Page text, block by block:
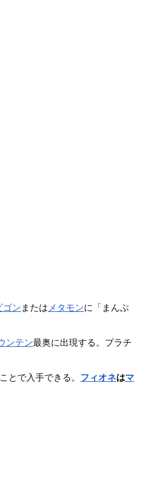
ゴン または メタモンに「まんぷ
ンテン最奥に出現する。プラチ
とで入手できる。 フィオネはマ